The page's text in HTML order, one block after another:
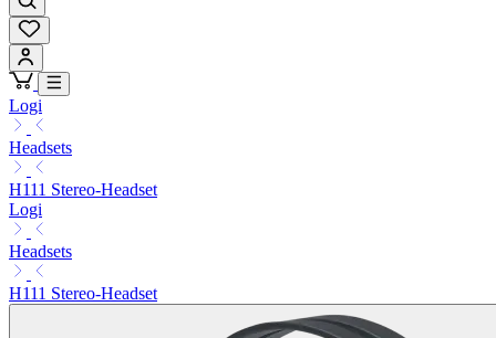
Logi
Headsets
H111 Stereo-Headset
Logi
Headsets
H111 Stereo-Headset